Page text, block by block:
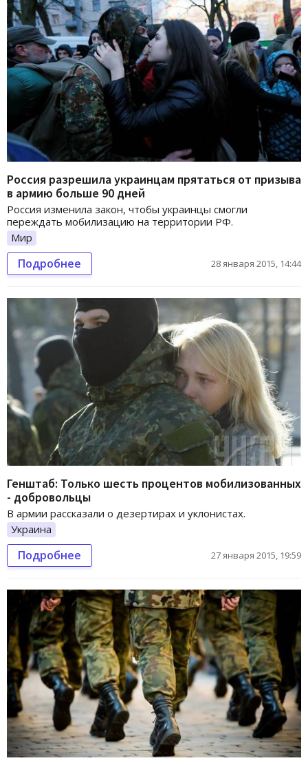
Россия разрешила украинцам прятаться от призыва
в армию больше 90 дней
Россия изменила закон, чтобы украинцы смогли
переждать мобилизацию на территории РФ.
Мир
Подробнее 28 января 2015, 14:44
Генштаб: Только шесть процентов мобилизованных
- добровольцы
В армии рассказали о дезертирах и уклонистах.
Украина
Подробнее 27 января 2015, 19:59